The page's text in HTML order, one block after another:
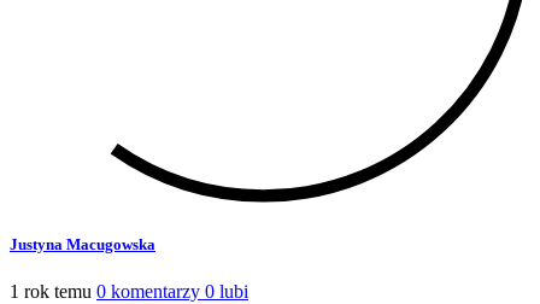
Justyna Macugowska
1 rok temu 0 komentarzy 0 lubi